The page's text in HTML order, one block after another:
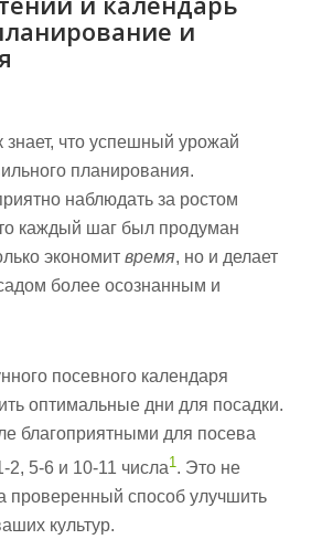
и
что успешный урожай
планирования.
наблюдать за ростом
каждый шаг был продуман
экономит время, но и делает
более осознанным и
посевного календаря
оптимальные дни для посадки.
благоприятными для посева
2, 5-6 и 10-11 числа1. Это не
проверенный способ улучшить
культур.